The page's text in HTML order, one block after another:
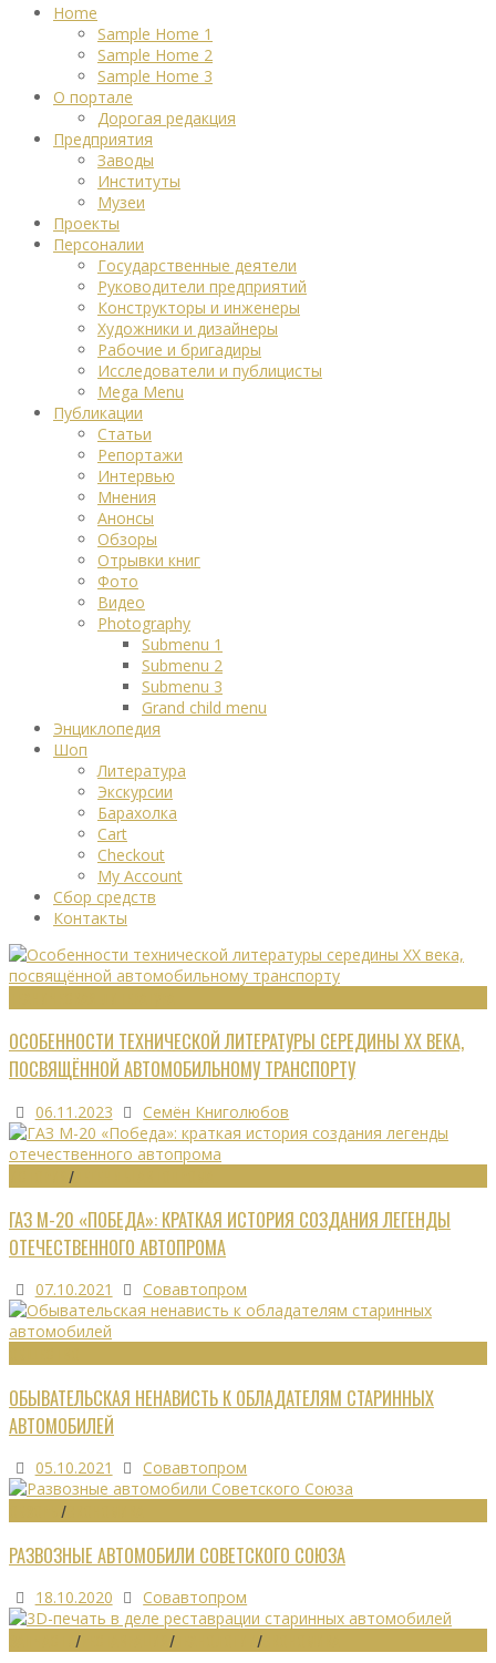
Home
Sample Home 1
Sample Home 2
Sample Home 3
О портале
Дорогая редакция
Предприятия
Заводы
Институты
Музеи
Проекты
Персоналии
Государственные деятели
Руководители предприятий
Конструкторы и инженеры
Художники и дизайнеры
Рабочие и бригадиры
Исследователи и публицисты
Mega Menu
Публикации
Статьи
Репортажи
Интервью
Мнения
Анонсы
Обзоры
Отрывки книг
Фото
Видео
Photography
Submenu 1
Submenu 2
Submenu 3
Grand child menu
Энциклопедия
Шоп
Литература
Экскурсии
Барахолка
Cart
Checkout
My Account
Сбор средств
Контакты
ОСОБЕННОСТИ ТЕХНИЧЕСКОЙ ЛИТЕРАТУРЫ СЕРЕДИНЫ XX ВЕКА,
ПОСВЯЩЁННОЙ АВТОМОБИЛЬНОМУ ТРАНСПОРТУ
06.11.2023 Семён Книголюбов
/
ГАЗ М-20 «ПОБЕДА»: КРАТКАЯ ИСТОРИЯ СОЗДАНИЯ ЛЕГЕНДЫ
ОТЕЧЕСТВЕННОГО АВТОПРОМА
07.10.2021 Совавтопром
ОБЫВАТЕЛЬСКАЯ НЕНАВИСТЬ К ОБЛАДАТЕЛЯМ СТАРИННЫХ
АВТОМОБИЛЕЙ
05.10.2021 Совавтопром
/
РАЗВОЗНЫЕ АВТОМОБИЛИ СОВЕТСКОГО СОЮЗА
18.10.2020 Совавтопром
/ / /